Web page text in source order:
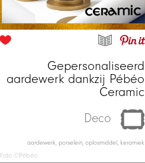
Gepersonaliseerd
aardewerk dankzij Pébéo
Ceramic
Deco
aardewerk, porselein, oplosmiddel, keramiek
Foto ©Pébéo